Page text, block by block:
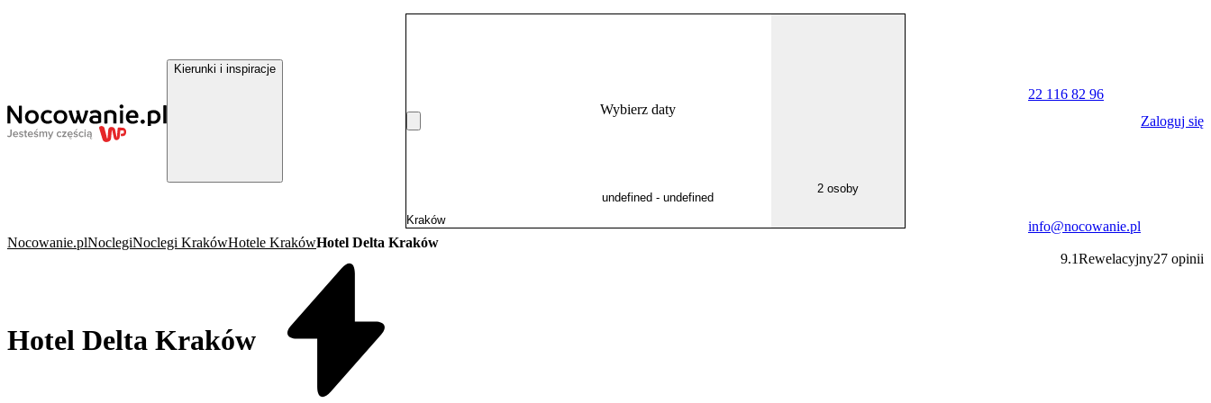
Kierunki i inspiracje
Wybierz daty
2 osoby
22 116 82 96
info@nocowanie.pl
Zaloguj się
Nocowanie.plNoclegiNoclegi KrakówHotele KrakówHotel Delta Kraków
Hotel Delta Kraków
9.1Rewelacyjny27 opinii